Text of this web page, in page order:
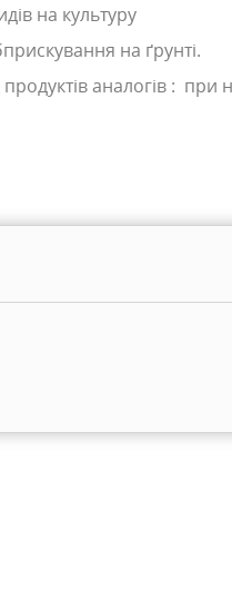
на культуру
на ґрунті.
аналогів : при